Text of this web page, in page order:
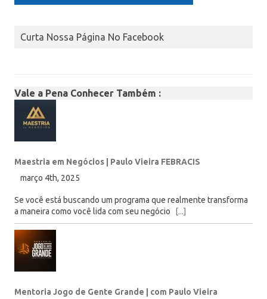
Curta Nossa Página No Facebook
Vale a Pena Conhecer Também :
Maestria em Negócios | Paulo Vieira FEBRACIS
março 4th, 2025
Se você está buscando um programa que realmente transforma
a maneira como você lida com seu negócio
[...]
Mentoria Jogo de Gente Grande | com Paulo Vieira